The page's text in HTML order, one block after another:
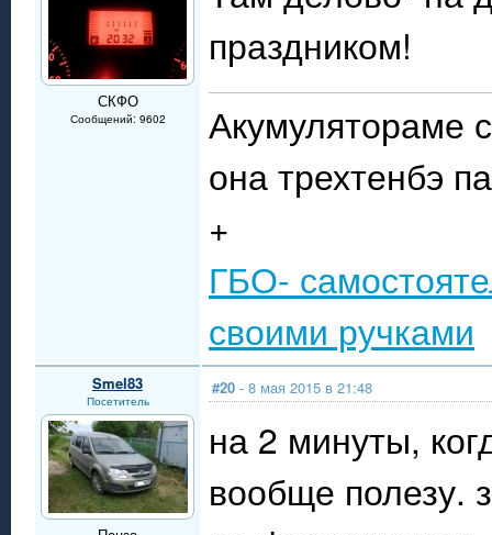
СКФО
Сообщений: 9602
праздником!
Акумулятораме
она трехтенбэ
+
ГБО-
своими ручками
Smel83
Посетитель
#20 - 8 мая 2015 в 21:48
на 2 минуты,
вообще полезу.